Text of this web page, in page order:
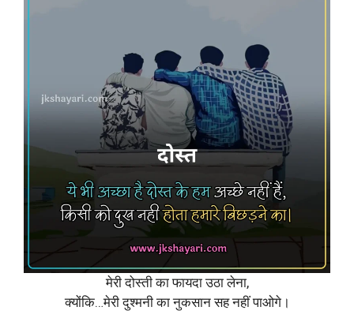
मेरी दोस्ती का फायदा उठा लेना,
क्योंकि…मेरी दुश्मनी का नुकसान सह नहीं पाओगे।